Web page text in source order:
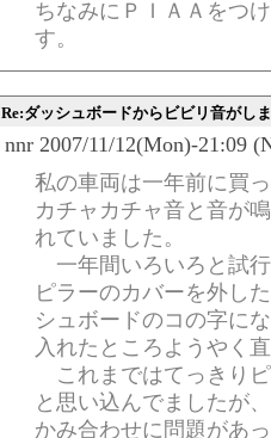
ちなみにＰＩＡＡをつ
す。
Re:ダッシュボードからビビリ音がし
nnr 2007/11/12(Mon)-21:09
私の車両は一年前に買
カチャカチャ音と音が
れていました。
一年間いろいろと試
ピラーのカバーを外し
シュボードのコの字に
入れたところようやく
これまではてっきり
と思い込んでましたが
かみ合わせに問題があ